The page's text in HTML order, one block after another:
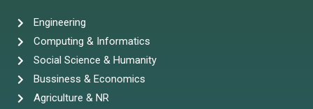
Engineering
Computing & Informatics
Social Science & Humanity
Bussiness & Economics
Agriculture & NR